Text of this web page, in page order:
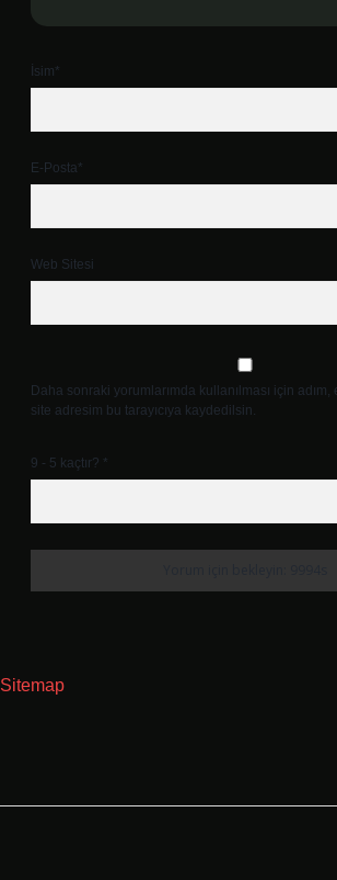
İsim*
E-Posta*
Web Sitesi
Daha sonraki yorumlarımda kullanılması için
site adresim bu tarayıcıya kaydedilsin.
9 - 5 kaçtır? *
Sitemap